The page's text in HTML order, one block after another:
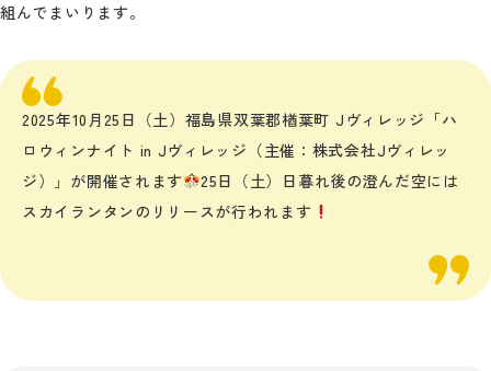
組んでまいります。
2025年10月25日（土）福島県双葉郡楢葉町 Jヴィレッジ「ハ
ロウィンナイト in Jヴィレッジ（主催：株式会社Jヴィレッ
ジ）」が開催されます
25日（土）日暮れ後の澄んだ空には
スカイランタンのリリースが行われます